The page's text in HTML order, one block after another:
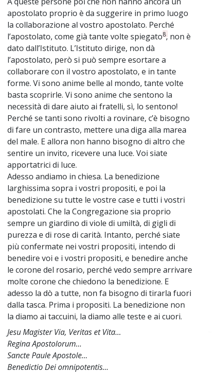
apostolato proprio è da suggerire in primo luogo
la collaborazione al vostro apostolato. Perché
l’apostolato, come già tante volte spiegato8, non è
dato dall’Istituto. L’Istituto dirige, non dà
l’apostolato, però si può sempre esortare a
collaborare con il vostro apostolato, e in tante
forme. Vi sono anime belle al mondo, tante volte
basta scoprirle. Vi sono anime che sentono la
necessità di dare aiuto ai fratelli, sì, lo sentono!
Perché se tanti sono rivolti a rovinare, c’è bisogno
di fare un contrasto, mettere una diga alla marea
del male. E allora non hanno bisogno di altro che
sentire un invito, ricevere una luce. Voi siate
apportatrici di luce.
Adesso andiamo in chiesa. La benedizione
larghissima sopra i vostri propositi, e poi la
benedizione su tutte le vostre case e tutti i vostri
apostolati. Che la Congregazione sia proprio
sempre un giardino di viole di umiltà, di gigli di
purezza e di rose di carità. Intanto, perché siate
più confermate nei vostri propositi, intendo di
benedire voi e i vostri propositi, e benedire anche
le corone del rosario, perché vedo sempre arrivare
molte corone che chiedono la benedizione. E
adesso la dò a tutte, non fa bisogno di tirarla fuori
dalla tasca. Prima i propositi. La benedizione non
la diamo ai taccuini, la diamo alle teste e ai cuori.
Jesu Magister Via, Veritas et Vita...
Regina Apostolorum...
Sancte Paule Apostole...
Benedictio Dei omnipotentis...